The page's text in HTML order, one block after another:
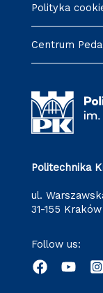
Polityka
Centrum
Politechnika
ul.
31-155 Kraków
Follow us: